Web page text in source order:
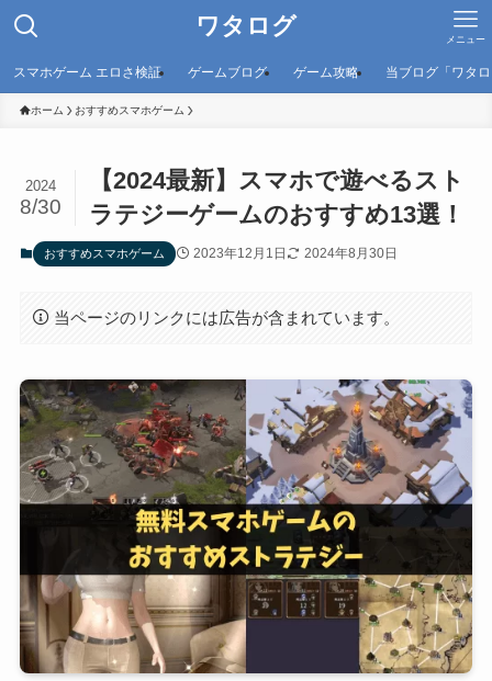
ワタログ メニュー
スマホゲーム エロさ検証 ゲームブログ ゲーム攻略 当ブログ「ワタ
ホーム おすすめスマホゲーム
【2024最新】スマホで遊べるスト
ラテジーゲームのおすすめ13選！
2024
8/30
おすすめスマホゲーム 2023年12月1日 2024年8月30日
当ページのリンクには広告が含まれています。